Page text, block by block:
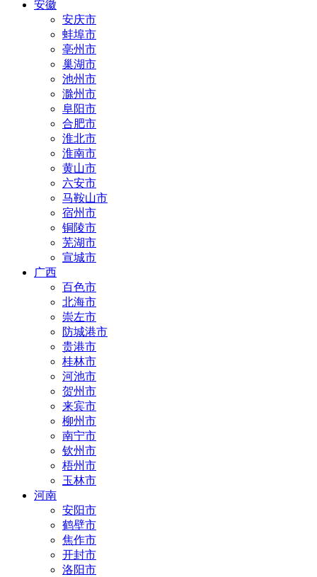
安徽
安庆市
蚌埠市
亳州市
巢湖市
池州市
滁州市
阜阳市
合肥市
淮北市
淮南市
黄山市
六安市
马鞍山市
宿州市
铜陵市
芜湖市
宣城市
广西
百色市
北海市
崇左市
防城港市
贵港市
桂林市
河池市
贺州市
来宾市
柳州市
南宁市
钦州市
梧州市
玉林市
河南
安阳市
鹤壁市
焦作市
开封市
洛阳市